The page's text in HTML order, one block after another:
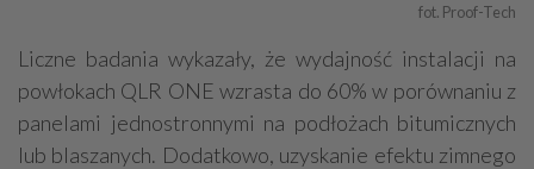
fot. Proof-Tech
Liczne badania wykazały, że wydajność instalacji na
powłokach QLR ONE wzrasta do 60% w porównaniu z
panelami jednostronnymi na podłożach bitumicznych
lub blaszanych. Dodatkowo, uzyskanie efektu zimnego